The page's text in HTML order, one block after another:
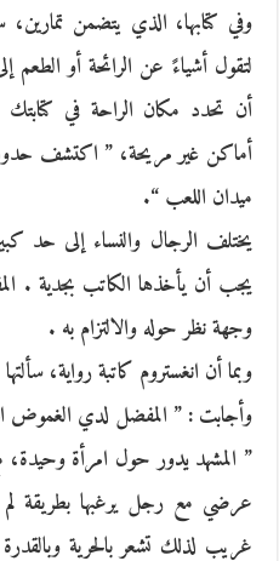
وفي كتابها، الذي يتضمن
لتقول أشياءً عن الرائحة أو
أن تحدد مكان الراحة في
أماكن غير مريحة، ” اكتشف
ميدان اللعب “.
يختلف الرجال والنساء إلى حد
يجب أن يأخذها الكاتب بجدية .
وجهة نظر حوله والالتزام به .
وبما أن انغستروم كاتبة رواية،
وأجابت : ” المفضل لدي الغموض
” المشهد يدور حول امرأة
عرضي مع رجل يرغبها بطريقة
غريب لذلك تشعر بالحرية